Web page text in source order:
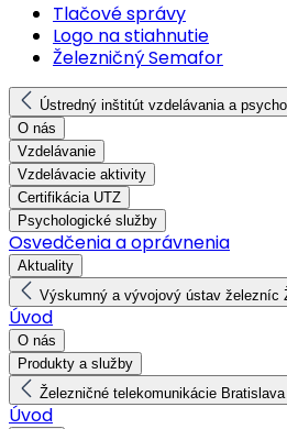
Tlačové správy
Logo na stiahnutie
Železničný Semafor
Ústredný inštitút vzdelávania a
O nás
Vzdelávanie
Vzdelávacie aktivity
Certifikácia UTZ
Psychologické služby
Osvedčenia a oprávnenia
Aktuality
Výskumný a vývojový ústav železníc
Úvod
O nás
Produkty a služby
Železničné telekomunikácie Bratislava
Úvod